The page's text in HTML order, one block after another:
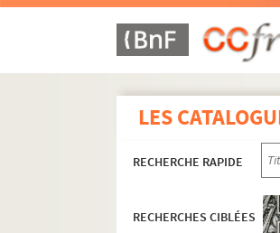
LES
RECHERCHE RAPIDE
RECHERCHES CIBLÉES